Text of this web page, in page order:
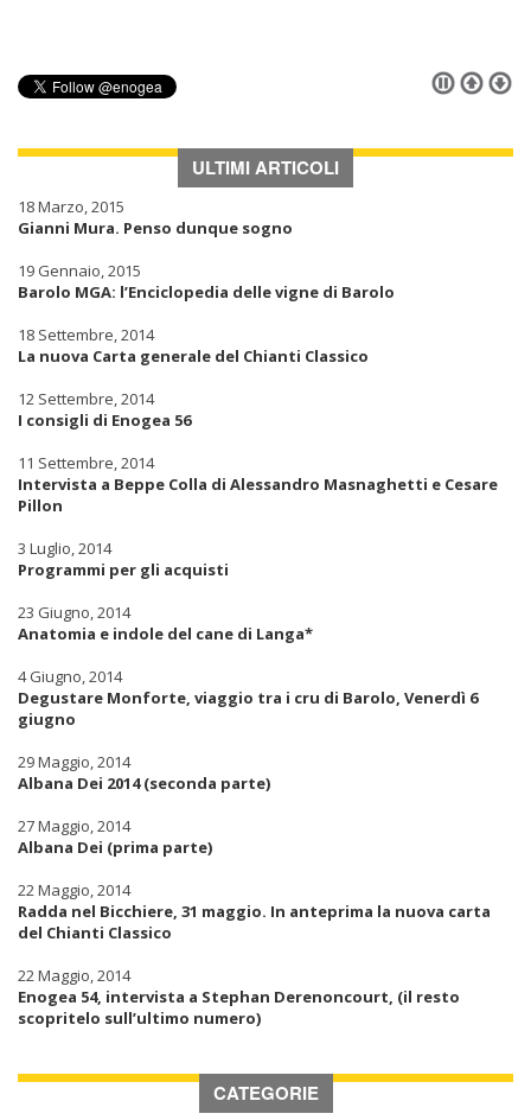
ULTIMI ARTICOLI
18 Marzo, 2015
Gianni Mura. Penso dunque sogno
19 Gennaio, 2015
Barolo MGA: l’Enciclopedia delle vigne di Barolo
18 Settembre, 2014
La nuova Carta generale del Chianti Classico
12 Settembre, 2014
I consigli di Enogea 56
11 Settembre, 2014
Intervista a Beppe Colla di Alessandro Masnaghetti e Cesare
Pillon
3 Luglio, 2014
Programmi per gli acquisti
23 Giugno, 2014
Anatomia e indole del cane di Langa*
4 Giugno, 2014
Degustare Monforte, viaggio tra i cru di Barolo, Venerdì 6
giugno
29 Maggio, 2014
Albana Dei 2014 (seconda parte)
27 Maggio, 2014
Albana Dei (prima parte)
22 Maggio, 2014
Radda nel Bicchiere, 31 maggio. In anteprima la nuova carta
del Chianti Classico
22 Maggio, 2014
Enogea 54, intervista a Stephan Derenoncourt, (il resto
scopritelo sull’ultimo numero)
CATEGORIE